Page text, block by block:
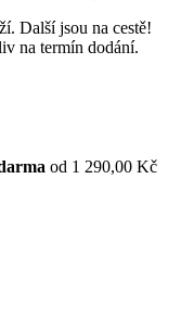
Další jsou na cestě!
na termín dodání.
od 1 290,00 Kč